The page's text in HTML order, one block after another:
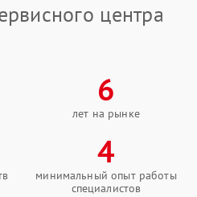
центра
6
лет на рынке
4
минимальный опыт работы
специалистов